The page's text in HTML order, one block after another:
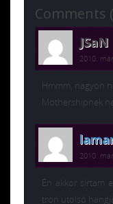
Comments
JSaN
2010.
Hmmm, nagyon
Mothershipnek
2010.
Én akkor sírtam
tron utolsó